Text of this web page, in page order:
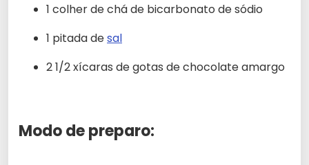
1 colher de chá de bicarbonato de sódio
1 pitada desal
2 1/2 xícaras de gotas de chocolate amargo
Modo de preparo: